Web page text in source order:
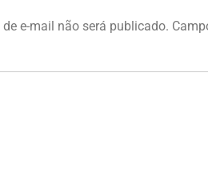
de e-mail não será publicado.